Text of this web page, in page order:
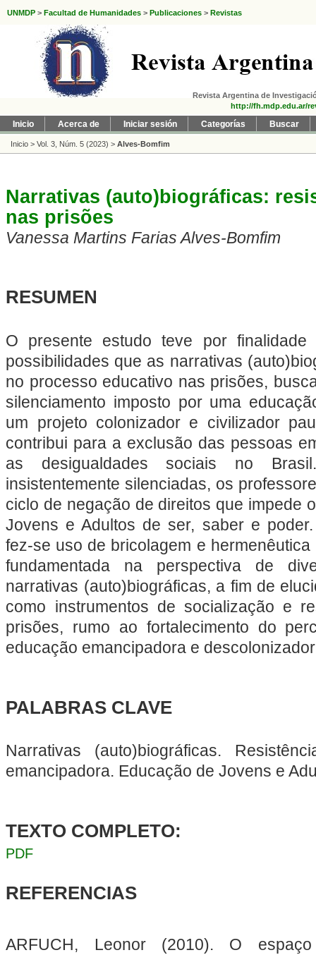
UNMDP > Facultad de Humanidades > Publicaciones > Revistas
Revista Argentina de
http://fh.mdp.edu.ar/
Inicio Acerca de Iniciar sesión Categorías Buscar
Inicio > Vol. 3, Núm. 5 (2023) > Alves-Bomfim
Narrativas (auto)biográficas:
nas prisões
Vanessa Martins Farias Alves-Bomfim
RESUMEN
O presente estudo teve por
possibilidades que as narrativas
no processo educativo nas prisões,
silenciamento imposto por uma
um projeto colonizador e civilizador
contribui para a exclusão das pessoas
as desigualdades sociais no
insistentemente silenciadas, os
ciclo de negação de direitos que impede
Jovens e Adultos de ser, saber e
fez-se uso de bricolagem e
fundamentada na perspectiva de
narrativas (auto)biográficas, a fim de
como instrumentos de socialização e
prisões, rumo ao fortalecimento do
educação emancipadora e
PALABRAS CLAVE
Narrativas (auto)biográficas.
emancipadora. Educação de Jovens e
TEXTO COMPLETO:
PDF
REFERENCIAS
ARFUCH, Leonor (2010). O